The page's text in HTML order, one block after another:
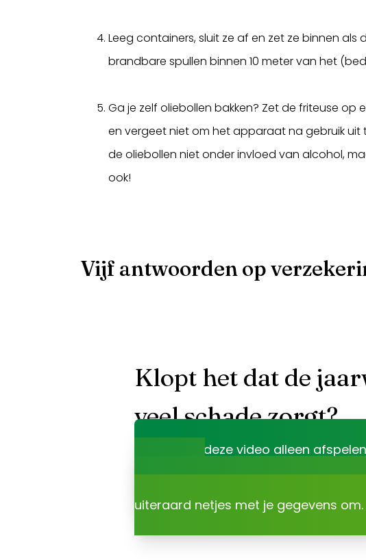
Leeg containers, sluit ze af en zet ze binnen
brandbare spullen binnen 10 meter van het
Ga je zelf oliebollen bakken? Zet de friteuse
en vergeet niet om het apparaat na gebruik uit
de oliebollen niet onder invloed van alcohol,
ook!
Vijf antwoorden op
Klopt het dat de
veel schade zorgt?
Je kunt deze video alleen
Dat is niet onze keuze, maar het
uiteraard netjes met je gegevens om.